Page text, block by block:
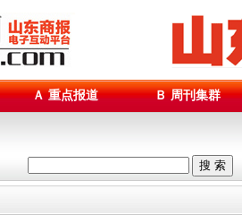
Ａ 重点报道 Ｂ 周刊集群
搜 索